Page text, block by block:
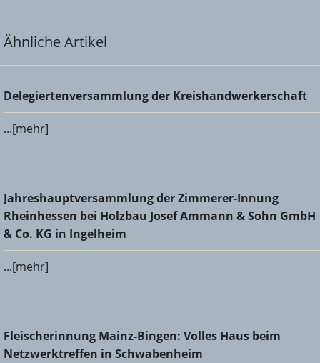
Ähnliche Artikel
Delegiertenversammlung der Kreishandwerkerschaft
Delegiertenversammlung der Kreishandwerkerschaft
...[mehr]
Jahreshauptversammlung der Zimmerer-Innung
Rheinhessen bei Holzbau Josef Ammann & Sohn GmbH &
Co. KG in Ingelheim
Jahreshauptversammlung der Zimmerer-Innung
Rheinhessen bei Holzbau Josef Ammann & Sohn GmbH
& Co. KG in Ingelheim
...[mehr]
Fleischerinnung Mainz-Bingen: Volles Haus beim
Netzwerktreffen in Schwabenheim
Fleischerinnung Mainz-Bingen: Volles Haus beim
Netzwerktreffen in Schwabenheim